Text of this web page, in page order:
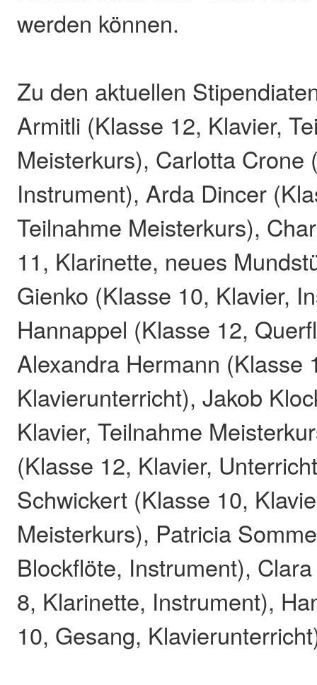
werden können.
Zu den aktuellen
Armitli (Klasse 12, Klavier,
Meisterkurs), Carlotta Crone
Instrument), Arda Dincer
Teilnahme Meisterkurs),
11, Klarinette, neues
Gienko (Klasse 10, Klavier,
Hannappel (Klasse 12,
Alexandra Hermann (Klasse
Klavierunterricht), Jakob
Klavier, Teilnahme
(Klasse 12, Klavier,
Schwickert (Klasse 10,
Meisterkurs), Patricia
Blockflöte, Instrument),
8, Klarinette, Instrument),
10, Gesang,